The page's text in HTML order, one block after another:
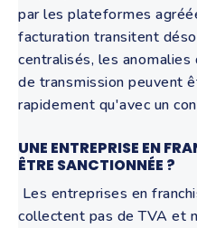
par les plateformes
facturation transitent
centralisés, les
de transmission peuvent
rapidement qu'avec un
UNE ENTREPRISE EN
ÊTRE SANCTIONNÉE ?
Les entreprises en
collectent pas de TVA et